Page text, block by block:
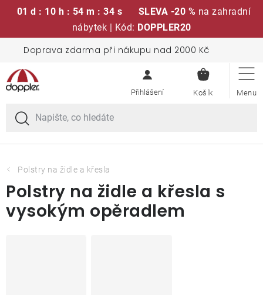
01 d : 10 h : 54 m : 33 s SLEVA -20 % na zahradní
nábytek | Kód: DOPPLER20
obsah
Doprava zdarma při nákupu nad 2000 Kč
KOŠÍK
Sedací soupravy
Slunečníky
Křesla a židle
Stoly
Polstry na židle a křesla
Polstry na židle a křesla s
vysokým opěradlem